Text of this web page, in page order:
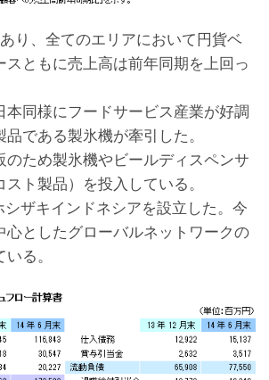
り、全てのエリアにおいて円貨ベ
スともに売上高は前年同期を上回っ
本同様にフードサービス産業が好調
である製氷機が牽引した。
のため製氷機やビールディスペンサ
ト製品）を投入している。
ザキインドネシアを設立した。今
心としたグローバルネットワークの
る。